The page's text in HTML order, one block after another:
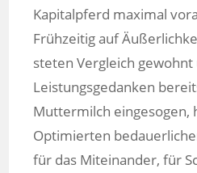
Kapitalpferd maximal
Frühzeitig auf
steten Vergleich gewohnt
Leistungsgedanken
Muttermilch eingesogen,
Optimierten
für das Miteinander, für